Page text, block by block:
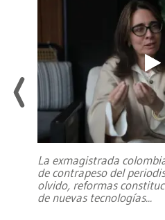
La exmagistrada
de contrapeso del
olvido, reformas
de nuevas tecnologías...